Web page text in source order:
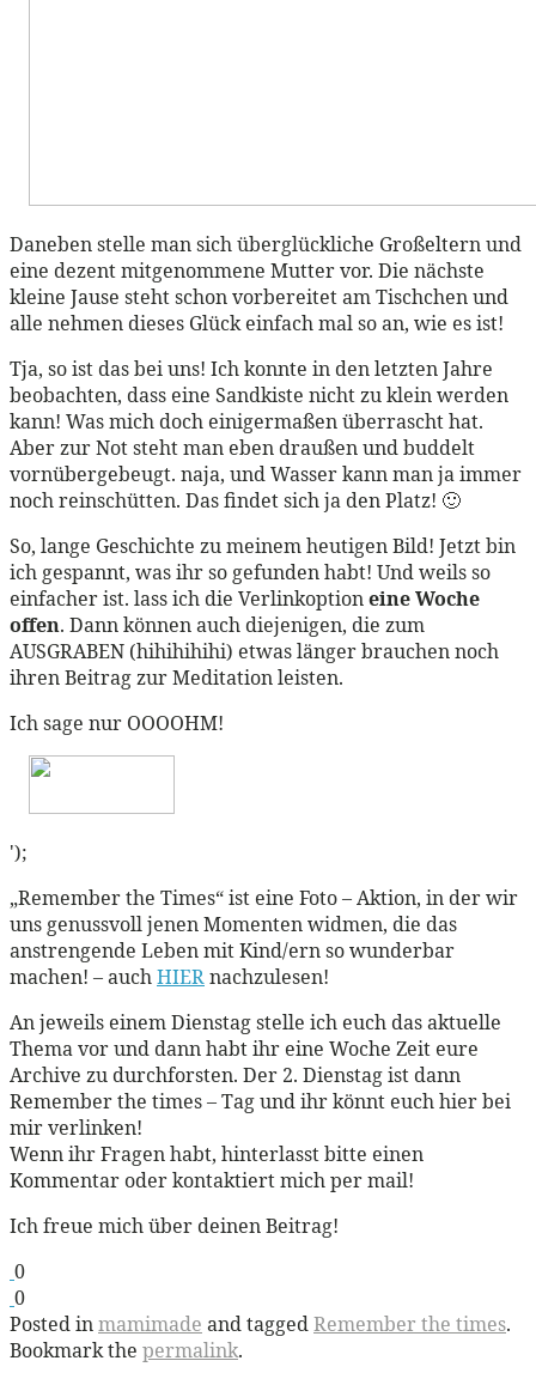
Daneben stelle man sich überglückliche Großeltern und
eine dezent mitgenommene Mutter vor. Die nächste
kleine Jause steht schon vorbereitet am Tischchen und
alle nehmen dieses Glück einfach mal so an, wie es ist!
Tja, so ist das bei uns! Ich konnte in den letzten Jahre
beobachten, dass eine Sandkiste nicht zu klein werden
kann! Was mich doch einigermaßen überrascht hat.
Aber zur Not steht man eben draußen und buddelt
vornübergebeugt. naja, und Wasser kann man ja immer
noch reinschütten. Das findet sich ja den Platz! 🙂
So, lange Geschichte zu meinem heutigen Bild! Jetzt bin
ich gespannt, was ihr so gefunden habt! Und weils so
einfacher ist. lass ich die Verlinkoptioneine Woche
offen. Dann können auch diejenigen, die zum
AUSGRABEN (hihihihihi) etwas länger brauchen noch
ihren Beitrag zur Meditation leisten.
Ich sage nur OOOOHM!
');
„Remember the Times“ ist eine Foto – Aktion, in der wir
uns genussvoll jenen Momenten widmen, die das
anstrengende Leben mit Kind/ern so wunderbar
machen! – auchHIERnachzulesen!
An jeweils einem Dienstag stelle ich euch das aktuelle
Thema vor und dann habt ihr eine Woche Zeit eure
Archive zu durchforsten. Der 2. Dienstag ist dann
Remember the times – Tag und ihr könnt euch hier bei
mir verlinken!
Wenn ihr Fragen habt, hinterlasst bitte einen
Kommentar oder kontaktiert mich per mail!
Ich freue mich über deinen Beitrag!
0
0
Posted inmamimade and taggedRemember the times.
Bookmark the permalink.